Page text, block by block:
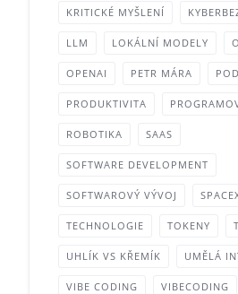
KRITICKÉ MYŠLENÍ
LLM LOKÁLNÍ MODELY
OPENAI PETR MÁRA
PRODUKTIVITA
ROBOTIKA SAAS
SOFTWARE DEVELOPMENT
SOFTWAROVÝ VÝVOJ
TECHNOLOGIE TOKENY
UHLÍK VS KŘEMÍK UMĚLÁ
VIBE CODING VIBECODING